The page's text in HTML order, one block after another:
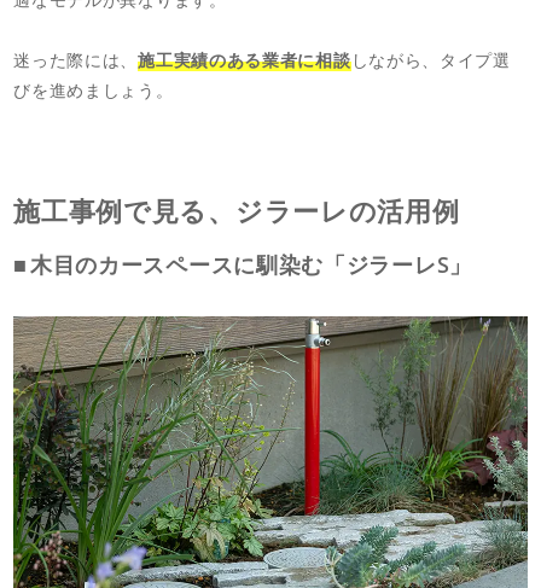
迷った際には、施工実績のある業者に相談しながら、タイプ選
びを進めましょう。
施工事例で見る、ジラーレの活用例
木目のカースペースに馴染む「ジラーレS」